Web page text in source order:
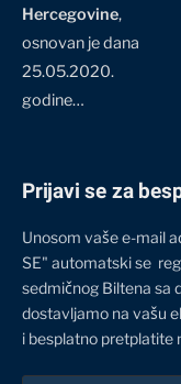
Hercegovine,
osnovan je dana
25.05.2020.
godine…
Prijavi se za
Unosom vaše e-mail
SE" automatski se
sedmičnog Biltena sa
dostavljamo na vašu
i besplatno pretplatite